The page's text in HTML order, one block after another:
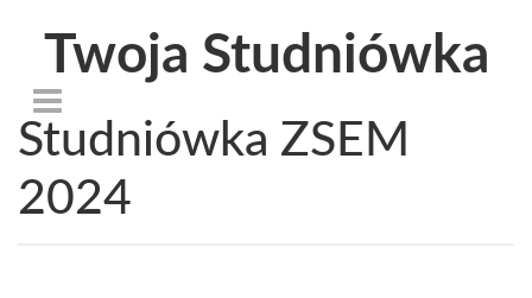
Twoja Studniówka
Studniówka ZSEM
2024